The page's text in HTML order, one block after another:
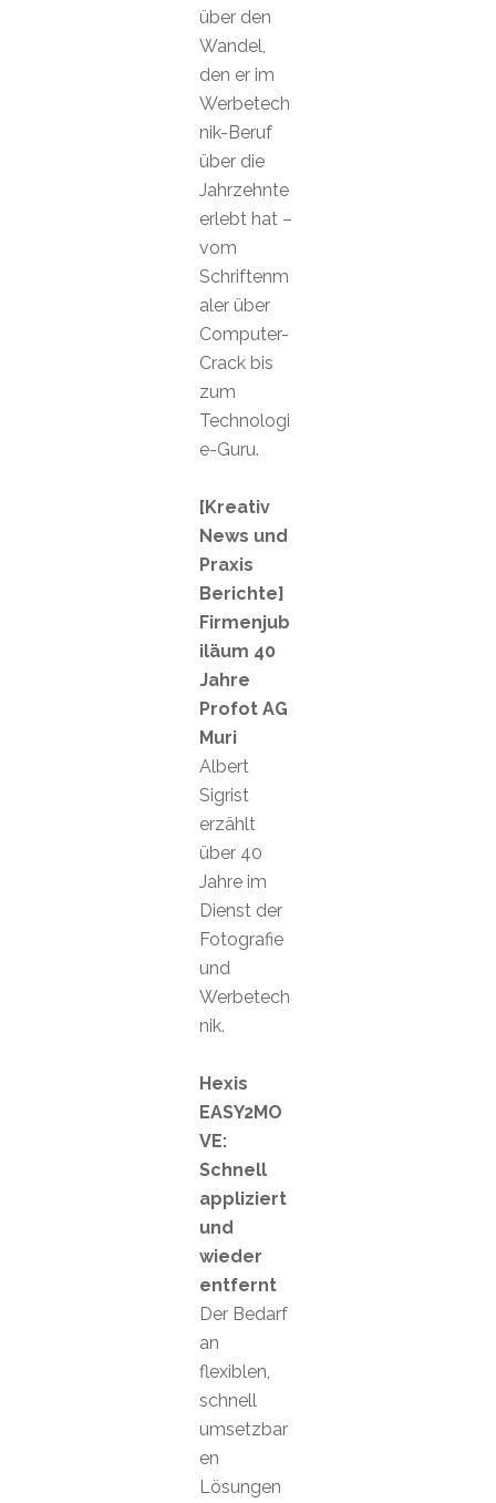
über den
Wandel,
den er im
Werbetech
nik-Beruf
über die
Jahrzehnte
erlebt hat –
vom
Schriftenm
aler über
Computer-
Crack bis
zum
Technologi
e-Guru.
[Kreativ
News und
Praxis
Berichte]
Firmenjub
iläum 40
Jahre
Profot AG
Muri
Albert
Sigrist
erzählt
über 40
Jahre im
Dienst der
Fotografie
und
Werbetech
nik.
Hexis
EASY2MO
VE:
Schnell
appliziert
und
wieder
entfernt
Der Bedarf
an
flexiblen,
schnell
umsetzbar
en
Lösungen